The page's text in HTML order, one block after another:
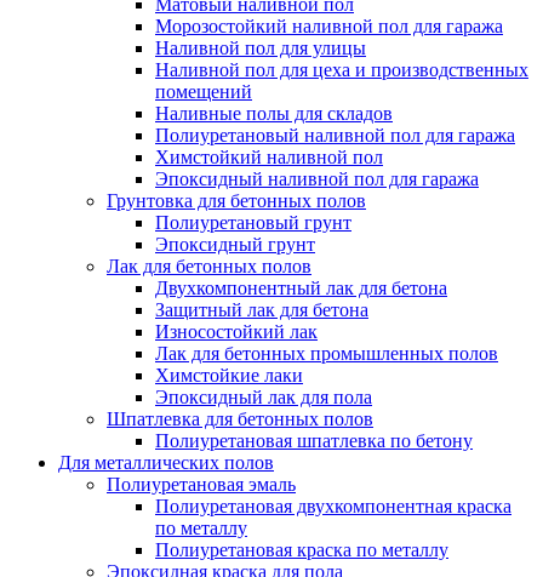
Матовый наливной пол
Морозостойкий наливной пол для гаража
Наливной пол для улицы
Наливной пол для цеха и производственных
помещений
Наливные полы для складов
Полиуретановый наливной пол для гаража
Химстойкий наливной пол
Эпоксидный наливной пол для гаража
Грунтовка для бетонных полов
Полиуретановый грунт
Эпоксидный грунт
Лак для бетонных полов
Двухкомпонентный лак для бетона
Защитный лак для бетона
Износостойкий лак
Лак для бетонных промышленных полов
Химстойкие лаки
Эпоксидный лак для пола
Шпатлевка для бетонных полов
Полиуретановая шпатлевка по бетону
Для металлических полов
Полиуретановая эмаль
Полиуретановая двухкомпонентная краска
по металлу
Полиуретановая краска по металлу
Эпоксидная краска для пола